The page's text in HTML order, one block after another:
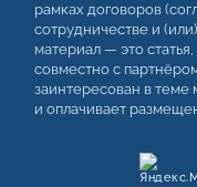
рамках договоров
сотрудничестве и
материал — это
совместно с
заинтересован в теме
и оплачивает